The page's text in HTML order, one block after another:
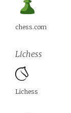
chess.com
Lichess
Lichess